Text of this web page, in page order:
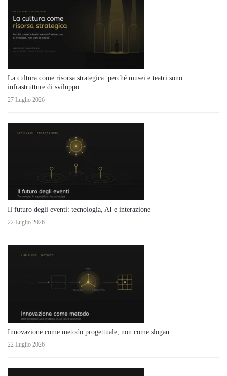
La cultura come risorsa strategica: perché musei e teatri sono
infrastrutture di sviluppo
27 Luglio 2026
Il futuro degli eventi: tecnologia, AI e interazione
22 Luglio 2026
Innovazione come metodo progettuale, non come slogan
22 Luglio 2026